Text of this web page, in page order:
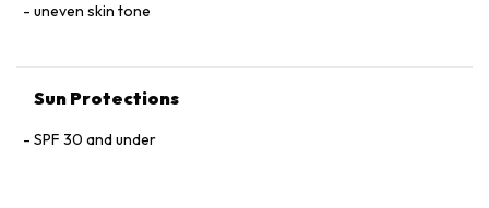
uneven skin tone
Sun Protections
SPF 30 and under